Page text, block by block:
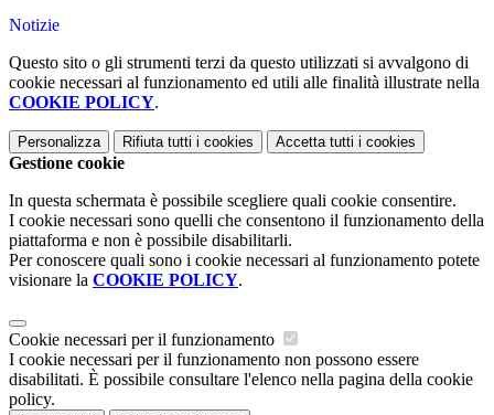
Notizie
Questo sito o gli strumenti terzi da questo utilizzati si avvalgono di
cookie necessari al funzionamento ed utili alle finalità illustrate nella
COOKIE POLICY.
Personalizza Rifiuta tutti i cookies Accetta tutti i cookies
Gestione cookie
In questa schermata è possibile scegliere quali cookie consentire.
I cookie necessari sono quelli che consentono il funzionamento della
piattaforma e non è possibile disabilitarli.
Per conoscere quali sono i cookie necessari al funzionamento potete
visionare la COOKIE POLICY.
Cookie necessari per il funzionamento
I cookie necessari per il funzionamento non possono essere
disabilitati. È possibile consultare l'elenco nella pagina della cookie
policy.